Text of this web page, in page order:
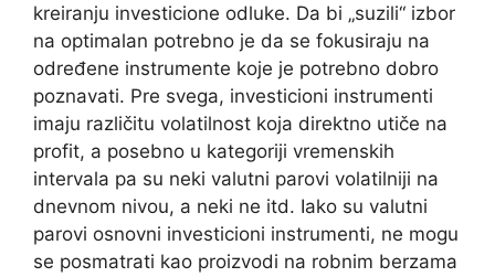
kreiranju investicione odluke. Da bi „suzili“ izbor
na optimalan potrebno je da se fokusiraju na
određene instrumente koje je potrebno dobro
poznavati. Pre svega, investicioni instrumenti
imaju različitu volatilnost koja direktno utiče na
profit, a posebno u kategoriji vremenskih
intervala pa su neki valutni parovi volatilniji na
dnevnom nivou, a neki ne itd. Iako su valutni
parovi osnovni investicioni instrumenti, ne mogu
se posmatrati kao proizvodi na robnim berzama